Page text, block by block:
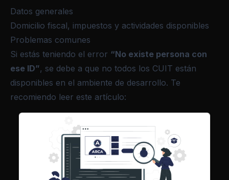
Datos generales
Domicilio fiscal, impuestos y actividades disponibles
Problemas comunes
Si estás teniendo el error “No existe persona con
ese ID”, se debe a que no todos los CUIT están
disponibles en el ambiente de desarrollo. Te
recomiendo leer este artículo: